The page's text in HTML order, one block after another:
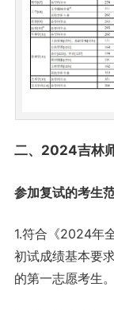
二、2024吉林
参加复试的考生
1.符合《2024年
初试成绩基本要
的第一志愿考生。